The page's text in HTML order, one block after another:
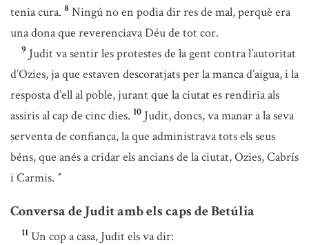
tenia cura. 8 Ningú no en podia dir res de mal, perquè era
una dona que reverenciava Déu de tot cor.
9 Judit va sentir les protestes de la gent contra l’autoritat
d’Ozies, ja que estaven descoratjats per la manca d’aigua, i la
resposta d’ell al poble, jurant que la ciutat es rendiria als
assiris al cap de cinc dies. 10 Judit, doncs, va manar a la seva
serventa de confiança, la que administrava tots els seus
béns, que anés a cridar els ancians de la ciutat, Ozies, Cabrís
i Carmis. *
Conversa de Judit amb els caps de Betúlia
11 Un cop a casa, Judit els va dir: